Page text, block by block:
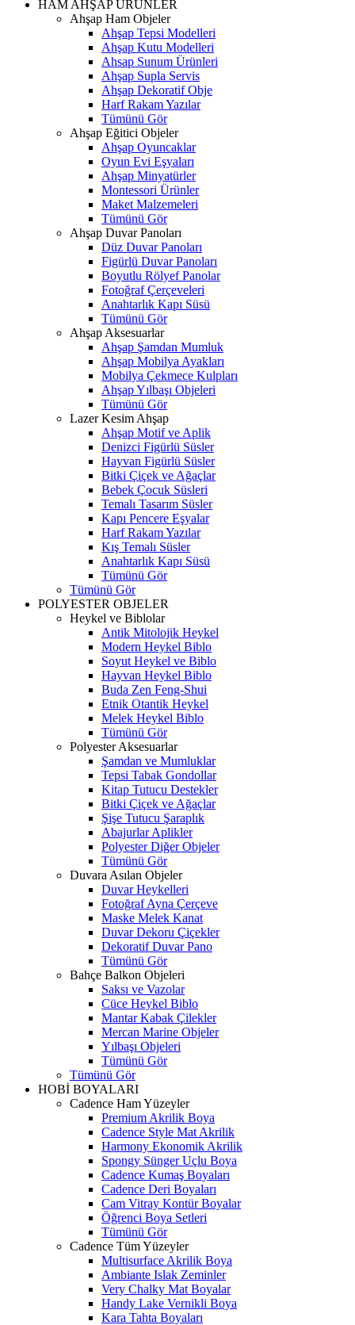
HAM AHŞAP ÜRÜNLER
Ahşap Ham Objeler
Ahşap Tepsi Modelleri
Ahşap Kutu Modelleri
Ahsap Sunum Ürünleri
Ahşap Supla Servis
Ahşap Dekoratif Obje
Harf Rakam Yazılar
Tümünü Gör
Ahşap Eğitici Objeler
Ahşap Oyuncaklar
Oyun Evi Eşyaları
Ahşap Minyatürler
Montessori Ürünler
Maket Malzemeleri
Tümünü Gör
Ahşap Duvar Panoları
Düz Duvar Panoları
Figürlü Duvar Panoları
Boyutlu Rölyef Panolar
Fotoğraf Çerçeveleri
Anahtarlık Kapı Süsü
Tümünü Gör
Ahşap Aksesuarlar
Ahşap Şamdan Mumluk
Ahşap Mobilya Ayakları
Mobilya Çekmece Kulpları
Ahşap Yılbaşı Objeleri
Tümünü Gör
Lazer Kesim Ahşap
Ahşap Motif ve Aplik
Denizci Figürlü Süsler
Hayvan Figürlü Süsler
Bitki Çiçek ve Ağaçlar
Bebek Çocuk Süsleri
Temalı Tasarım Süsler
Kapı Pencere Eşyalar
Harf Rakam Yazılar
Kış Temalı Süsler
Anahtarlık Kapı Süsü
Tümünü Gör
Tümünü Gör
POLYESTER OBJELER
Heykel ve Biblolar
Antik Mitolojik Heykel
Modern Heykel Biblo
Soyut Heykel ve Biblo
Hayvan Heykel Biblo
Buda Zen Feng-Shui
Etnik Otantik Heykel
Melek Heykel Biblo
Tümünü Gör
Polyester Aksesuarlar
Şamdan ve Mumluklar
Tepsi Tabak Gondollar
Kitap Tutucu Destekler
Bitki Çiçek ve Ağaçlar
Şişe Tutucu Şaraplık
Abajurlar Aplikler
Polyester Diğer Objeler
Tümünü Gör
Duvara Asılan Objeler
Duvar Heykelleri
Fotoğraf Ayna Çerçeve
Maske Melek Kanat
Duvar Dekoru Çiçekler
Dekoratif Duvar Pano
Tümünü Gör
Bahçe Balkon Objeleri
Saksı ve Vazolar
Cüce Heykel Biblo
Mantar Kabak Çilekler
Mercan Marine Objeler
Yılbaşı Objeleri
Tümünü Gör
Tümünü Gör
HOBİ BOYALARI
Cadence Ham Yüzeyler
Premium Akrilik Boya
Cadence Style Mat Akrilik
Harmony Ekonomik Akrilik
Spongy Sünger Uçlu Boya
Cadence Kumaş Boyaları
Cadence Deri Boyaları
Cam Vitray Kontür Boyalar
Öğrenci Boya Setleri
Tümünü Gör
Cadence Tüm Yüzeyler
Multisurface Akrilik Boya
Ambiante Islak Zeminler
Very Chalky Mat Boyalar
Handy Lake Vernikli Boya
Kara Tahta Boyaları